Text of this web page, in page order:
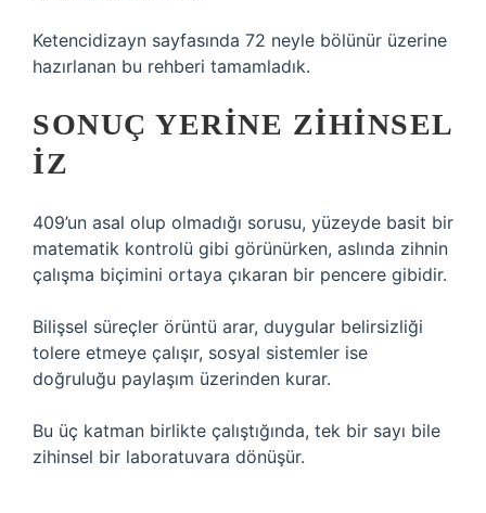
Ketencidizayn sayfasında 72 neyle bölünür üzerine
hazırlanan bu rehberi tamamladık.
SONUÇ YERINE ZIHINSEL
IZ
409’un asal olup olmadığı sorusu, yüzeyde basit bir
matematik kontrolü gibi görünürken, aslında zihnin
çalışma biçimini ortaya çıkaran bir pencere gibidir.
Bilişsel süreçler örüntü arar, duygular belirsizliği
tolere etmeye çalışır, sosyal sistemler ise
doğruluğu paylaşım üzerinden kurar.
Bu üç katman birlikte çalıştığında, tek bir sayı bile
zihinsel bir laboratuvara dönüşür.